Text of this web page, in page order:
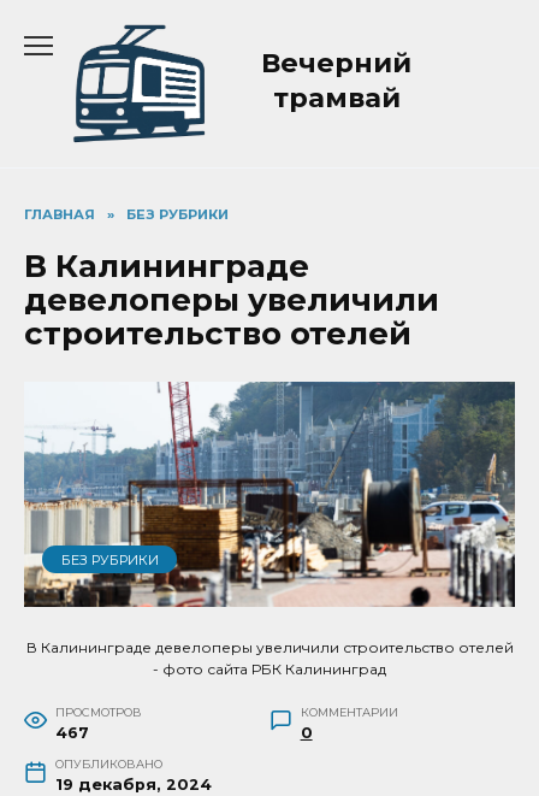
содержанию
Вечерний
трамвай
ГЛАВНАЯ » БЕЗ РУБРИКИ
В Калининграде
девелоперы увеличили
строительство отелей
БЕЗ РУБРИКИ
В Калининграде девелоперы увеличили строительство отелей
- фото сайта РБК Калининград
ПРОСМОТРОВ
467
КОММЕНТАРИИ
0
ОПУБЛИКОВАНО
19 декабря, 2024